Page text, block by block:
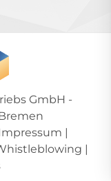
GmbH -
|
|